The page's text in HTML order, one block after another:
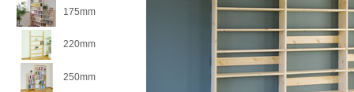
175mm
220mm
250mm